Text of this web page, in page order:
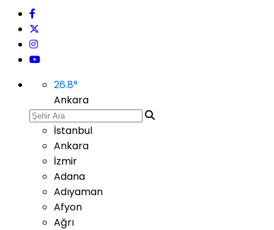
26.8°
Ankara
İstanbul
Ankara
İzmir
Adana
Adıyaman
Afyon
Ağrı